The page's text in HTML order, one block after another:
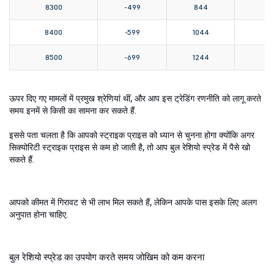
8300 -499 844
8400 -599 1044
8500 -699 1244
ऊपर दिए गए मामलों में प्रमुख श्रेणियां थीं, और आप इस ट्रेडिंग रणनीति को लागू करते
समय इनमें से किसी का सामना कर सकते हैं.
इससे पता चलता है कि आपको स्ट्राइक प्राइस को ध्यान से चुनना होगा क्योंकि अगर
सिक्योरिटी स्ट्राइक प्राइस से कम हो जाती है, तो आप बुल रेशियो स्प्रेड में पैसे खो
सकते हैं.
आपको कीमत में गिरावट से भी लाभ मिल सकते हैं, लेकिन आपके पास इसके लिए अलग
अनुपात होना चाहिए.
बुल रेशियो स्प्रेड का उपयोग करते समय जोखिम को कम करना